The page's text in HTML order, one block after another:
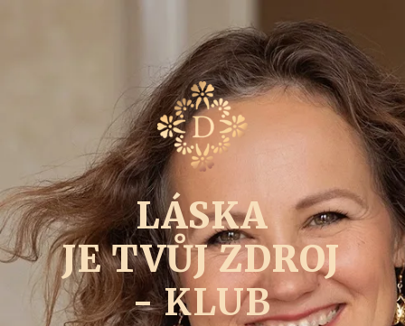
LÁSKA
JE TVŮJ ZDROJ
- KLUB